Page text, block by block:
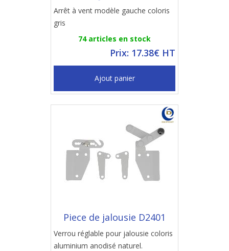
Arrêt à vent modèle gauche coloris
gris
74 articles en stock
Prix: 17.38€ HT
Ajout panier
Piece de jalousie D2401
Verrou réglable pour jalousie coloris
aluminium anodisé naturel.